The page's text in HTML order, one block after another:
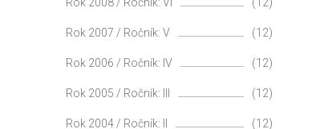
Rok 2008 / Ročník: VI (12)
Rok 2007 / Ročník: V (12)
Rok 2006 / Ročník: IV (12)
Rok 2005 / Ročník: III (12)
Rok 2004 / Ročník: II (12)